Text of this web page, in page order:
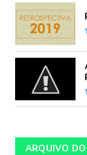
ARQUIVO DO